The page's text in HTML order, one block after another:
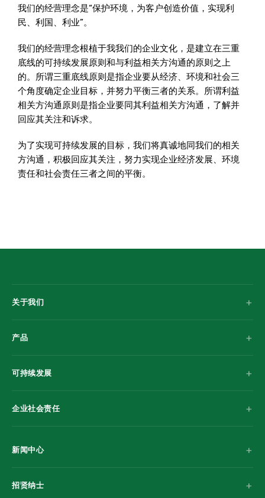
我们的经营理念是“保护环境，为客户创造价值，实现利
民、利国、利业”。
我们的经营理念根植于我我们的企业文化，是建立在三重
底线的可持续发展原则和与利益相关方沟通的原则之上
的。所谓三重底线原则是指企业要从经济、环境和社会三
个角度确定企业目标，并努力平衡三者的关系。所谓利益
相关方沟通原则是指企业要同其利益相关方沟通，了解并
回应其关注和诉求。
为了实现可持续发展的目标，我们将真诚地同我们的相关
方沟通，积极回应其关注，努力实现企业经济发展、环境
责任和社会责任三者之间的平衡。
关于我们
产品
可持续发展
企业社会责任
新闻中心
招贤纳士